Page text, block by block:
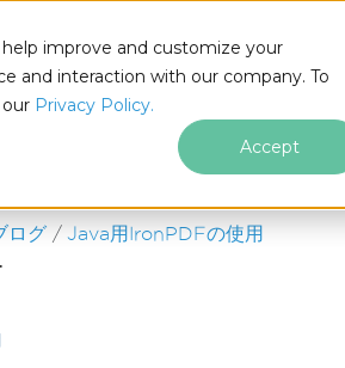
improve and customize your
and interaction with our company. To
Privacy Policy.
Accept
キップ
ログ
Java用IronPDFの使用